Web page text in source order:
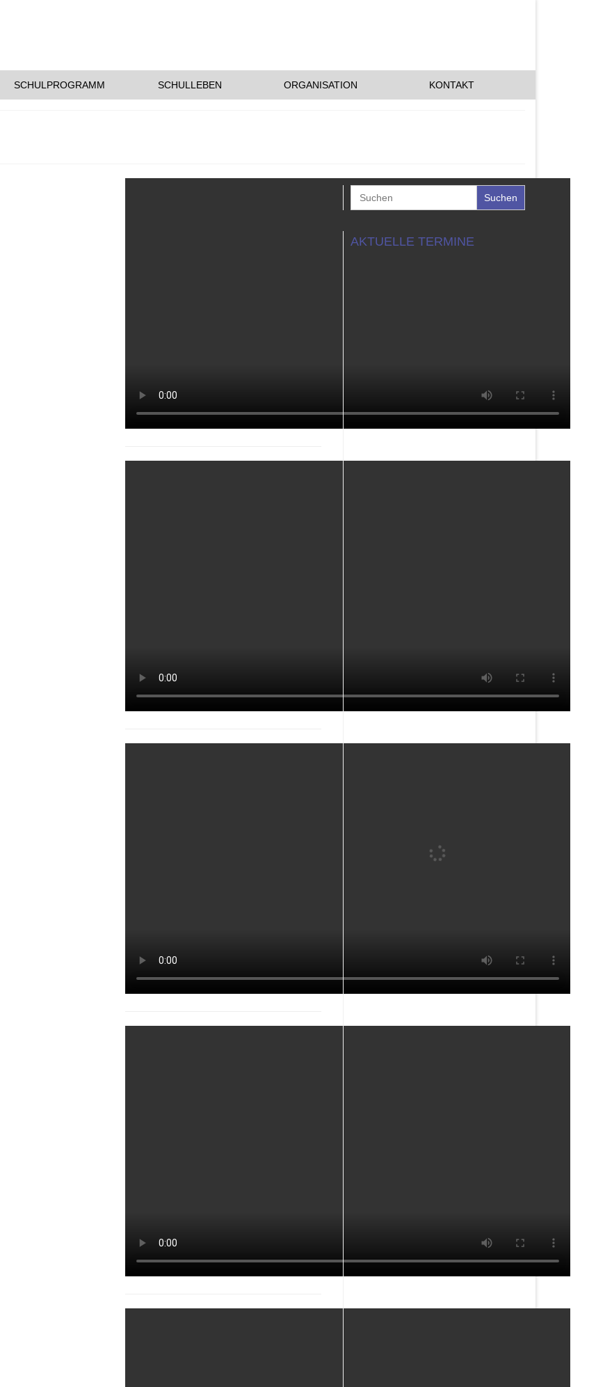
SCHULPROGRAMM SCHULLEBEN ORGANISATION KONTAKT
Search
for:
AKTUELLE TERMINE